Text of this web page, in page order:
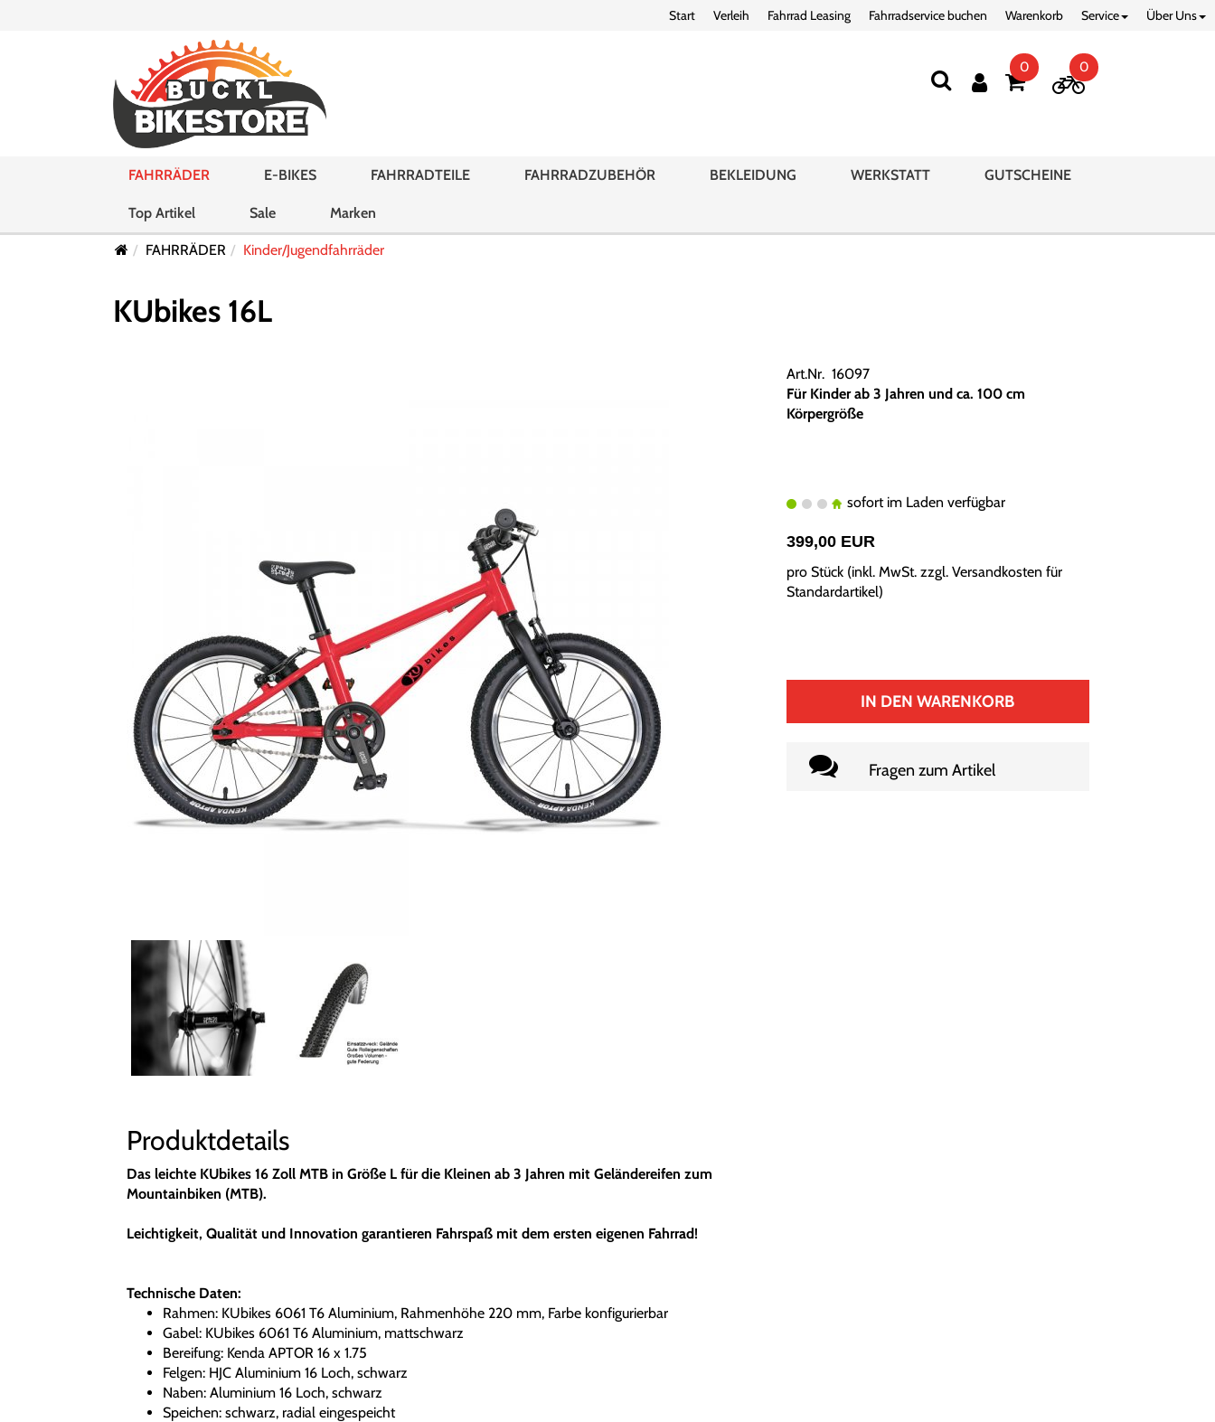
Start Verleih Fahrrad Leasing Fahrradservice buchen Warenkorb Service Über Uns
0 0
FAHRRÄDER E-BIKES FAHRRADTEILE FAHRRADZUBEHÖR BEKLEIDUNG WERKSTATT GUTSCHEINE
Top Artikel Sale Marken
FAHRRÄDER Kinder/Jugendfahrräder
KUbikes 16L
Produktdetails
Das leichte KUbikes 16 Zoll MTB in Größe L für die Kleinen ab 3 Jahren mit Geländereifen zum
Mountainbiken (MTB).
Leichtigkeit, Qualität und Innovation garantieren Fahrspaß mit dem ersten eigenen Fahrrad!
Technische Daten:
Rahmen: KUbikes 6061 T6 Aluminium, Rahmenhöhe 220 mm, Farbe konfigurierbar
Gabel: KUbikes 6061 T6 Aluminium, mattschwarz
Bereifung: Kenda APTOR 16 x 1.75
Felgen: HJC Aluminium 16 Loch, schwarz
Naben: Aluminium 16 Loch, schwarz
Speichen: schwarz, radial eingespeicht
Art.Nr. 16097
Für Kinder ab 3 Jahren und ca. 100 cm
Körpergröße
sofort im Laden verfügbar
399,00 EUR
pro Stück (inkl. MwSt. zzgl. Versandkosten für
Standardartikel)
IN DEN WARENKORB
Fragen zum Artikel